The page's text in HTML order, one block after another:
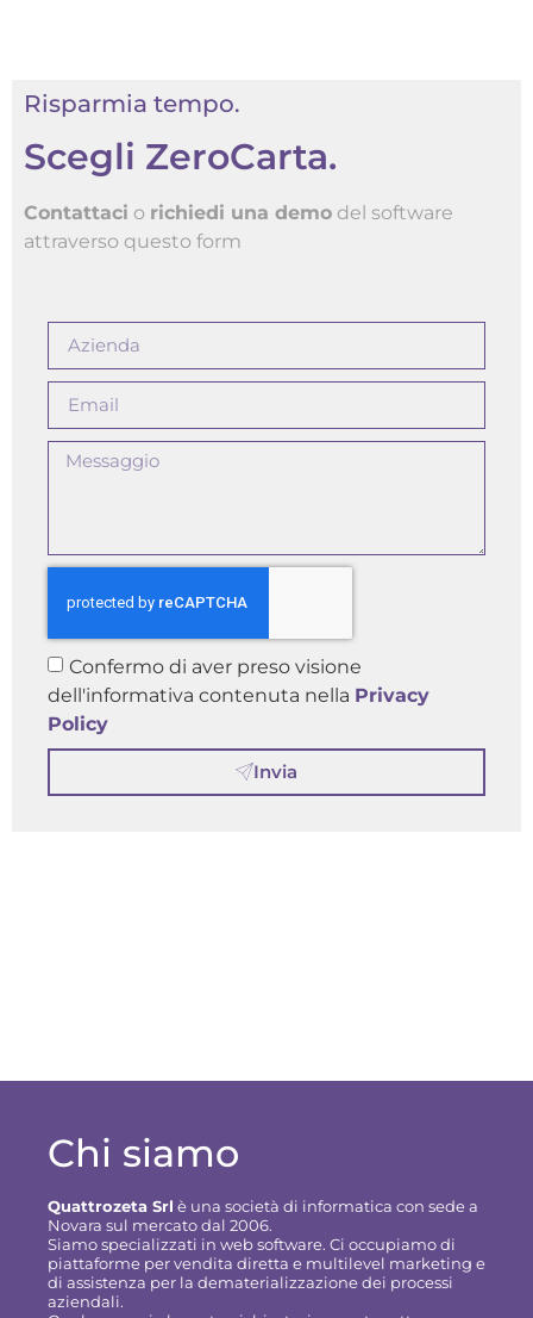
Risparmia tempo.
Scegli ZeroCarta.
Contattaci o richiedi una demo del software
attraverso questo form
Confermo di aver preso visione
dell'informativa contenuta nella Privacy
Policy
Invia
Chi siamo
Quattrozeta Srl è una società di informatica con sede a
Novara sul mercato dal 2006.
Siamo specializzati in web software. Ci occupiamo di
piattaforme per vendita diretta e multilevel marketing e
di assistenza per la dematerializzazione dei processi
aziendali.